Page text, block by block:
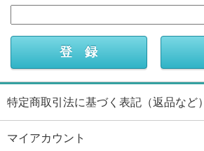
特定商取引法に基づく表記（返品など）
マイアカウント